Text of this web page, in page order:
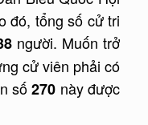
đó, tổng số cử tri
người. Muốn trở
cử viên phải có
số270 này được